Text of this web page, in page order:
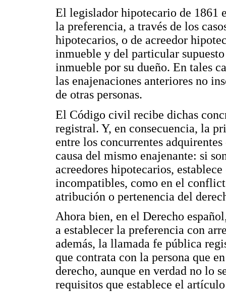
El legislador hipotecario de 1861
la preferencia, a través de los
hipotecarios, o de acreedor
inmueble y del particular
inmueble por su dueño. En tales
las enajenaciones anteriores no
de otras personas.
El Código civil recibe dichas
registral. Y, en consecuencia, la
entre los concurrentes
causa del mismo enajenante: si
acreedores hipotecarios,
incompatibles, como en el
atribución o pertenencia del
Ahora bien, en el Derecho
a establecer la preferencia con
además, la llamada fe pública
que contrata con la persona que
derecho, aunque en verdad no lo
requisitos que establece el